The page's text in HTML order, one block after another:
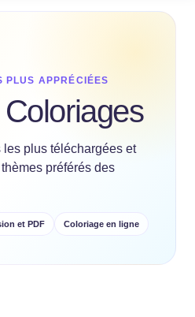
PLUS APPRÉCIÉES
plus téléchargées et
préférés des
et PDF Coloriage en ligne